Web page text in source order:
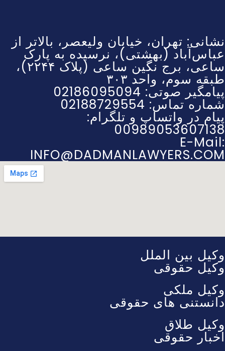
نشانی: تهران، خیابان ولیعصر، بالاتر از
عباس‌آباد (بهشتی)، نرسیده به پارک
ساعی، برج نگین ساعی (پلاک ۲۲۴۴)،
طبقه سوم، واحد ۳۰۳
پیامگیر صوتی: 02186095094
شماره تماس: 02188729554
پیام در واتساپ و تلگرام:
00989053607138
E-Mail:
INFO@DADMANLAWYERS.COM
وکیل بین الملل
وکیل حقوقی
وکیل ملکی
دانستنی های حقوقی
وکیل طلاق
اخبار حقوقی